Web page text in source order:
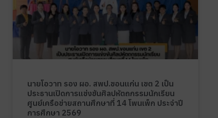
นายโอวาท รอง ผอ. สพป.ขอนแก่น เขต 2 เป็น
ประธานเปิดการแข่งขันศิลปหัตถกรรมนักเรียน
ศูนย์เครือข่ายสถานศึกษาที่ 14 โพนเพ็ก ประจำปี
การศึกษา 2569